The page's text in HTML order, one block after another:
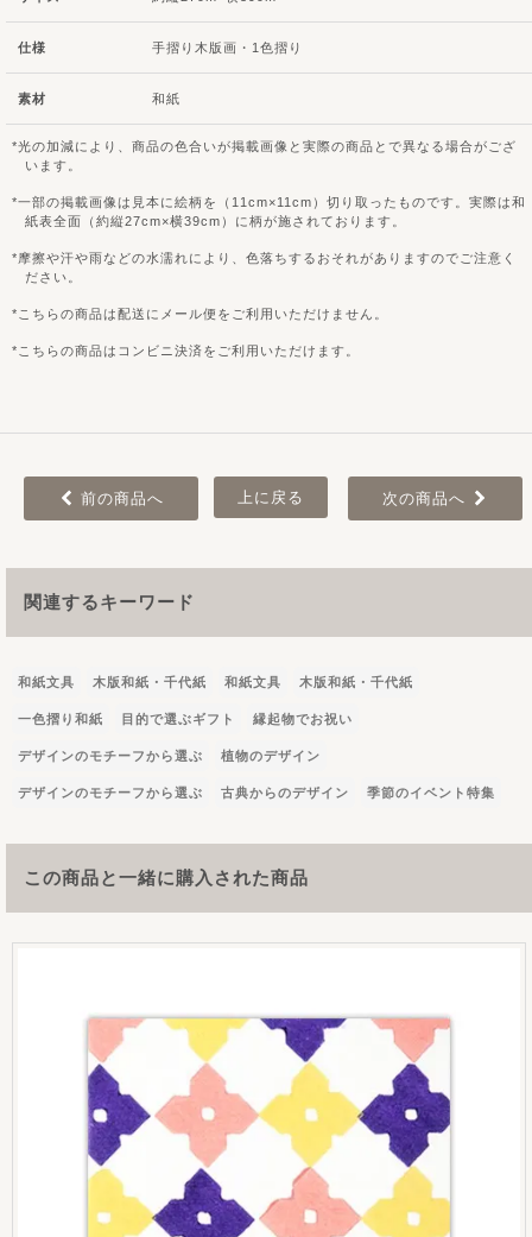
仕様 手摺り木版画・1色摺り
素材 和紙
光の加減により、商品の色合いが掲載画像と実際の商品とで異なる場合がござ
います。
一部の掲載画像は見本に絵柄を（11cm×11cm）切り取ったものです。実際は和
紙表全面（約縦27cm×横39cm）に柄が施されております。
摩擦や汗や雨などの水濡れにより、色落ちするおそれがありますのでご注意く
ださい。
こちらの商品は配送にメール便をご利用いただけません。
こちらの商品はコンビニ決済をご利用いただけます。
前の商品へ 上に戻る 次の商品へ
関連するキーワード
和紙文具 木版和紙・千代紙 和紙文具 木版和紙・千代紙
一色摺り和紙 目的で選ぶギフト 縁起物でお祝い
デザインのモチーフから選ぶ 植物のデザイン
デザインのモチーフから選ぶ 古典からのデザイン 季節のイベント特集
この商品と一緒に購入された商品